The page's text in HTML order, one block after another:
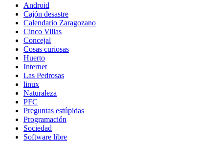
Android
Cajón desastre
Calendario Zaragozano
Cinco Villas
Concejal
Cosas curiosas
Huerto
Internet
Las Pedrosas
linux
Naturaleza
PFC
Preguntas estúpidas
Programación
Sociedad
Software libre